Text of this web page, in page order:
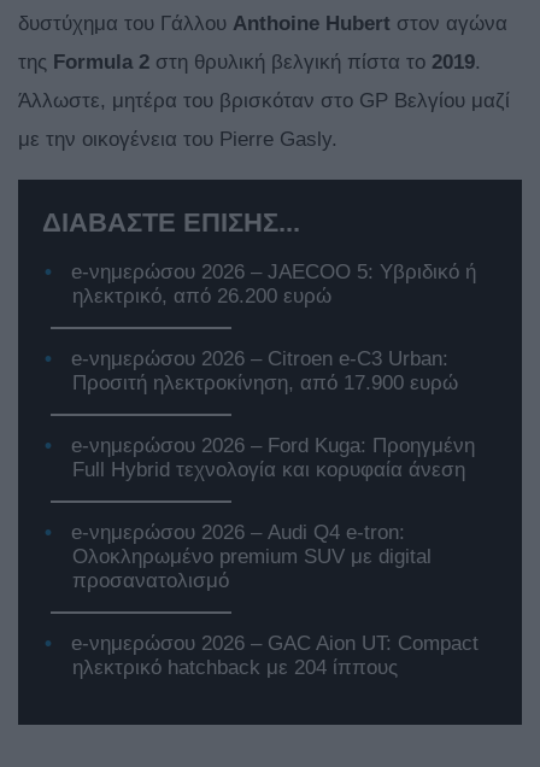
δυστύχημα του Γάλλου Anthoine Hubert στον αγώνα
της Formula 2 στη θρυλική βελγική πίστα το 2019.
Άλλωστε, μητέρα του βρισκόταν στο GP Βελγίου μαζί
με την οικογένεια του Pierre Gasly.
ΔΙΑΒΑΣΤΕ ΕΠΙΣΗΣ...
e-νημερώσου 2026 – JAECOO 5: Υβριδικό ή
ηλεκτρικό, από 26.200 ευρώ
e-νημερώσου 2026 – Citroen e-C3 Urban:
Προσιτή ηλεκτροκίνηση, από 17.900 ευρώ
e-νημερώσου 2026 – Ford Kuga: Προηγμένη
Full Hybrid τεχνολογία και κορυφαία άνεση
e-νημερώσου 2026 – Audi Q4 e-tron:
Ολοκληρωμένο premium SUV με digital
προσανατολισμό
e-νημερώσου 2026 – GAC Aion UT: Compact
ηλεκτρικό hatchback με 204 ίππους